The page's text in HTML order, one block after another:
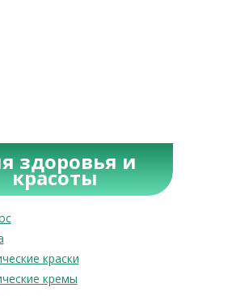
здоровья и
красоты
краски
кремы